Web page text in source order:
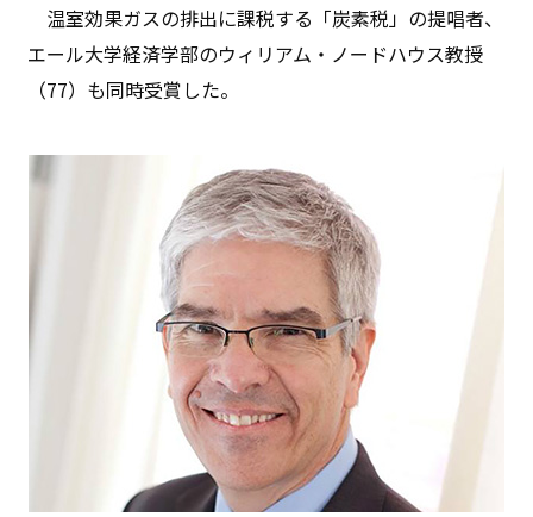
温室効果ガスの排出に課税する「炭素税」の提唱者、
エール大学経済学部のウィリアム・ノードハウス教授
（77）も同時受賞した。